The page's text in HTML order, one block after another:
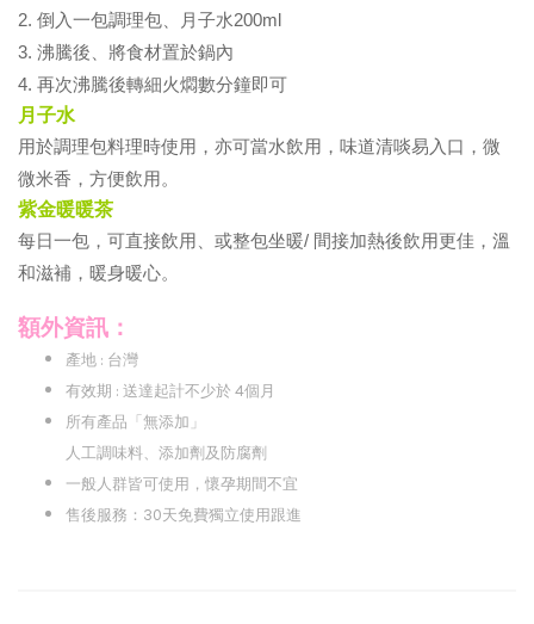
2. 倒入一包調理包、月子水200ml
3. 沸騰後、將食材置於鍋內
4. 再次沸騰後轉細火燜數分鐘即可
月子水
用於調理包料理時使用，亦可當水飲用，味道清啖易入口，微
微米香，方便飲用。
紫金暖暖茶
每日一包，可直接飲用、或整包坐暖/ 間接加熱後飲用更佳，溫
和滋補，暖身暖心。
額外資訊：
產地 : 台灣
有效期 : 送達起計不少於 4個月
所有產品「無添加」
人工調味料、添加劑及防腐劑
一般人群皆可使用，懷孕期間不宜
售後服務：30天免費獨立使用跟進